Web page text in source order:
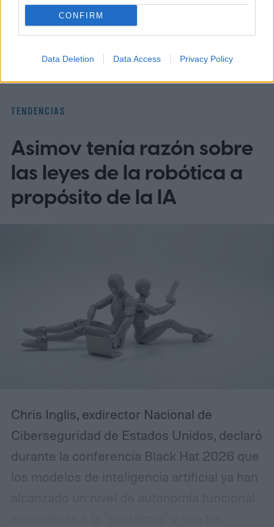
CONFIRM
Data Deletion Data Access Privacy Policy
Topics
TendenciasHomepage
TENDENCIAS
Asimov tenía razón sobre
las leyes de la robótica a
propósito de la IA
Chris Inglis, exdirector Nacional de
Ciberseguridad de Estados Unidos, declaró
durante la conferencia Black Hat 2026 que
los modelos de inteligencia artificial ya han